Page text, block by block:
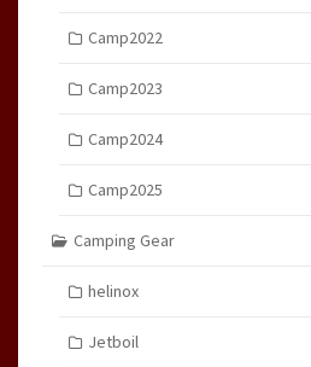
Camp2022
Camp2023
Camp2024
Camp2025
Camping Gear
helinox
Jetboil